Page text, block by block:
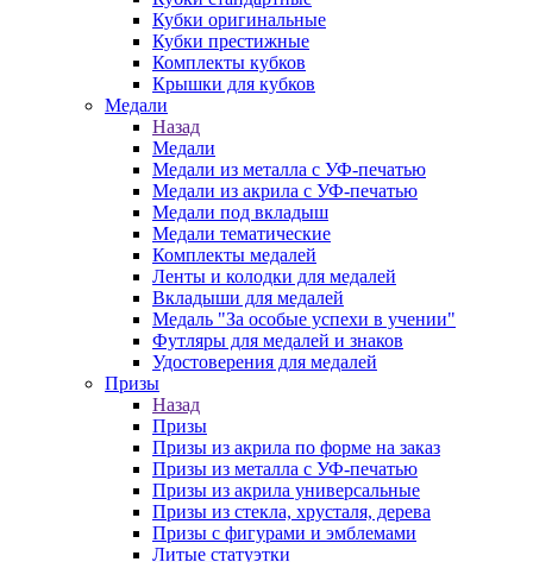
Кубки оригинальные
Кубки престижные
Комплекты кубков
Крышки для кубков
Медали
Назад
Медали
Медали из металла с УФ-печатью
Медали из акрила с УФ-печатью
Медали под вкладыш
Медали тематические
Комплекты медалей
Ленты и колодки для медалей
Вкладыши для медалей
Медаль "За особые успехи в учении"
Футляры для медалей и знаков
Удостоверения для медалей
Призы
Назад
Призы
Призы из акрила по форме на заказ
Призы из металла с УФ-печатью
Призы из акрила универсальные
Призы из стекла, хрусталя, дерева
Призы с фигурами и эмблемами
Литые статуэтки